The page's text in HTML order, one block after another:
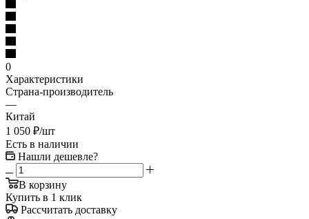
0
Характеристики
Страна-производитель
—
Китай
1 050 ₽/шт
Есть в наличии
Нашли дешевле?
В корзину
Купить в 1 клик
Рассчитать доставку